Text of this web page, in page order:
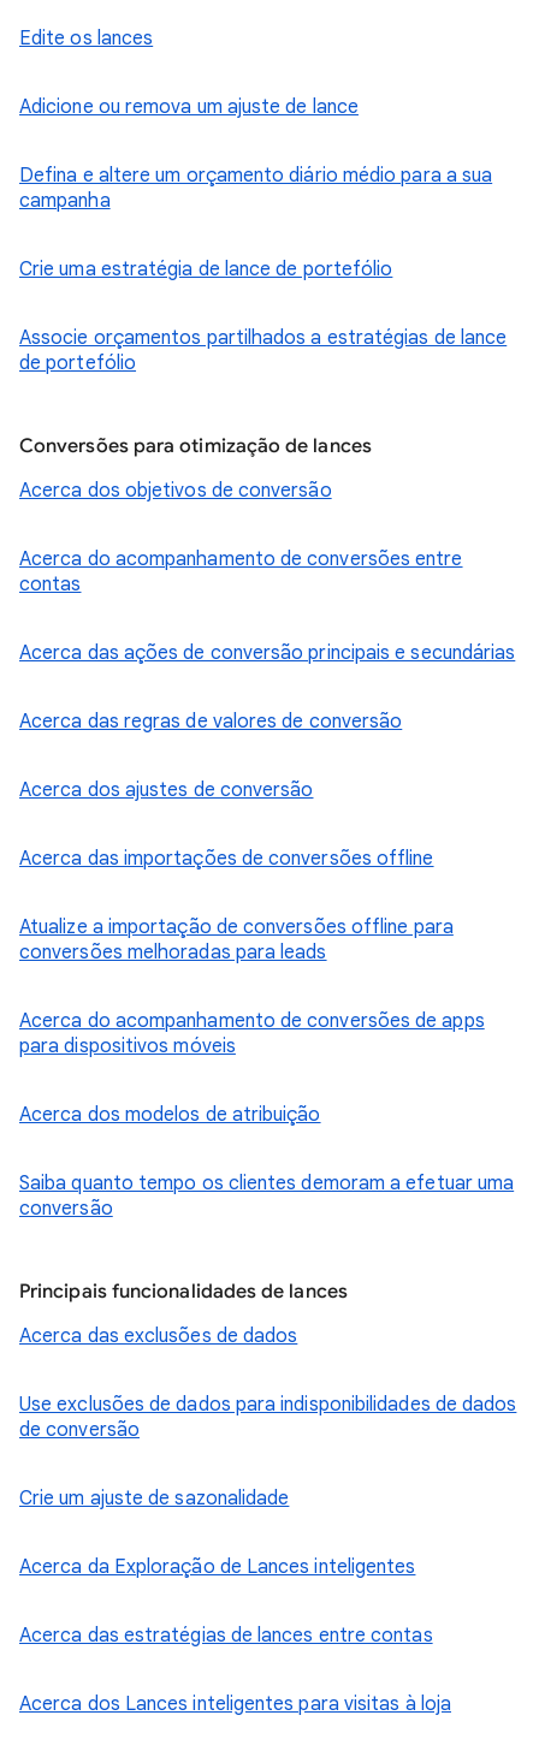
Edite os lances
Adicione ou remova um ajuste de lance
Defina e altere um orçamento diário médio para a sua
campanha
Crie uma estratégia de lance de portefólio
Associe orçamentos partilhados a estratégias de lance
de portefólio
Conversões para otimização de lances
Acerca dos objetivos de conversão
Acerca do acompanhamento de conversões entre
contas
Acerca das ações de conversão principais e secundárias
Acerca das regras de valores de conversão
Acerca dos ajustes de conversão
Acerca das importações de conversões offline
Atualize a importação de conversões offline para
conversões melhoradas para leads
Acerca do acompanhamento de conversões de apps
para dispositivos móveis
Acerca dos modelos de atribuição
Saiba quanto tempo os clientes demoram a efetuar uma
conversão
Principais funcionalidades de lances
Acerca das exclusões de dados
Use exclusões de dados para indisponibilidades de dados
de conversão
Crie um ajuste de sazonalidade
Acerca da Exploração de Lances inteligentes
Acerca das estratégias de lances entre contas
Acerca dos Lances inteligentes para visitas à loja